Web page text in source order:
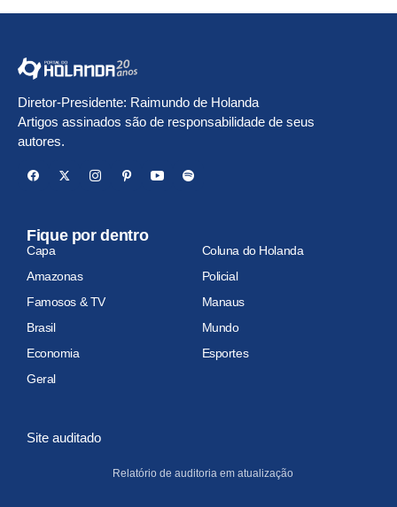
Diretor-Presidente: Raimundo de Holanda
Artigos assinados são de responsabilidade de seus
autores.
Fique por dentro
Capa
Coluna do Holanda
Amazonas
Policial
Famosos & TV
Manaus
Brasil
Mundo
Economia
Esportes
Geral
Site auditado
Relatório de auditoria em atualização